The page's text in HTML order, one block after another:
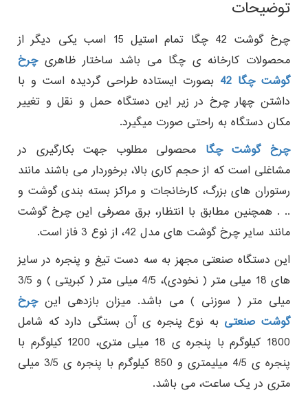
توضیحات
چرخ گوشت 42 چگا تمام استیل 15 اسب یکی دیگر از
محصولات کارخانه ی چگا می باشد ساختار ظاهریچرخ
گوشت چگا 42
بصورت ایستاده طراحی گردیده است و با
داشتن چهار چرخ در زیر این دستگاه حمل و نقل و تغییر
مکان دستگاه به راحتی صورت میگیرد.
چرخ گوشت چگا محصولی مطلوب جهت بکارگیری در
مشاغلی است که از حجم کاری بالا، برخوردار می باشند مانند
رستوران های بزرگ، کارخانجات و مراکز بسته بندی گوشت و
.. . همچنین مطابق با انتظار، برق مصرفی این چرخ گوشت
مانند سایر چرخ گوشت های مدل 42، از نوع 3 فاز است.
این دستگاه صنعتی مجهز به سه دست تیغ و پنجره در سایز
های 18 میلی متر ( نخودی)، 4/5 میلی متر ( کبریتی ) و 3/5
میلی متر ( سوزنی ) می باشد. میزان بازدهی اینچرخ
گوشت صنعتی به نوع پنجره ی آن بستگی دارد که شامل
1800 کیلوگرم با پنجره ی 18 میلی متری، 1200 کیلوگرم با
پنجره ی 4/5 میلیمتری و 850 کیلوگرم با پنجره ی 3/5 میلی
متری در یک ساعت، می باشد.